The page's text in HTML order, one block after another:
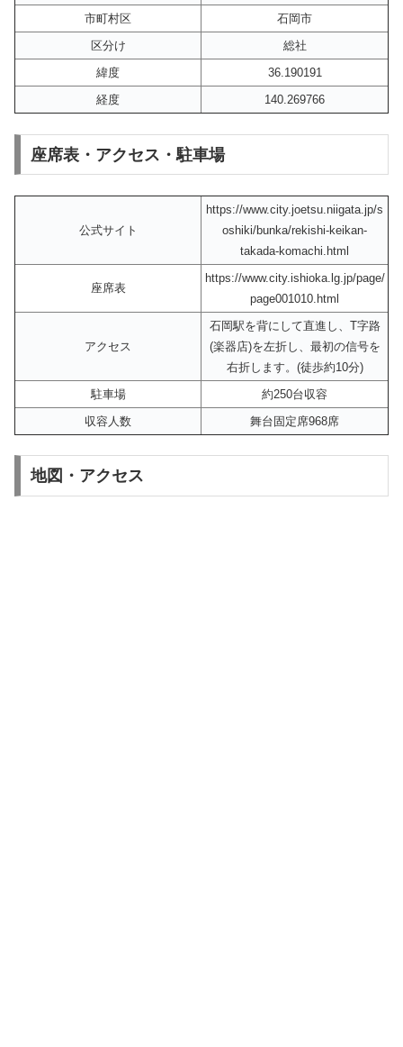
市町村区
石岡市
区分け
総社
緯度
36.190191
経度
140.269766
座席表・アクセス・駐車場
公式サイト
https://www.city.joetsu.niigata.jp/s
oshiki/bunka/rekishi-keikan-
takada-komachi.html
座席表
https://www.city.ishioka.lg.jp/page/
page001010.html
アクセス
石岡駅を背にして直進し、T字路
(楽器店)を左折し、最初の信号を
右折します。(徒歩約10分)
駐車場
約250台収容
収容人数
舞台固定席968席
地図・アクセス